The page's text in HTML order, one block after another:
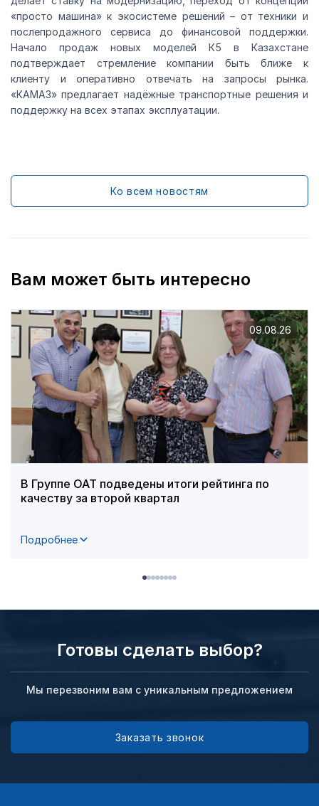
«просто машина» к экосистеме решений – от техники и
послепродажного сервиса до финансовой поддержки.
Начало продаж новых моделей К5 в Казахстане
подтверждает стремление компании быть ближе к
клиенту и оперативно отвечать на запросы рынка.
«КАМАЗ» предлагает надёжные транспортные решения и
поддержку на всех этапах эксплуатации.
Ко всем новостям
Вам может быть интересно
В Группе ОАТ подведены итоги рейтинга по
качеству за второй квартал
Подробнее
09.08.26
Готовы сделать выбор?
Мы перезвоним вам с уникальным предложением
Заказать звонок